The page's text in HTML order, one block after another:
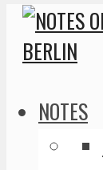
NOTES